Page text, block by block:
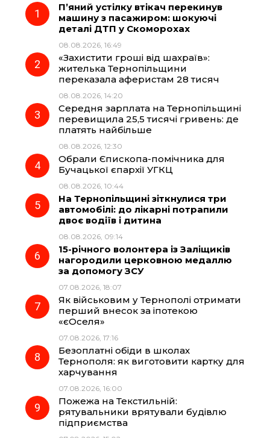
e
o
k
e
g
r
a
m
t
П’яний устілку втікач перекинув
машину з пасажиром: шокуючі
деталі ДТП у Скоморохах
08.08.2026, 16:49
«Захистити гроші від шахраїв»:
жителька Тернопільщини
переказала аферистам 28 тисяч
08.08.2026, 14:20
Середня зарплата на Тернопільщині
перевищила 25,5 тисячі гривень: де
платять найбільше
08.08.2026, 12:30
Обрали Єпископа-помічника для
Бучацької єпархії УГКЦ
08.08.2026, 10:44
На Тернопільщині зіткнулися три
автомобілі: до лікарні потрапили
двоє водіїв і дитина
08.08.2026, 09:14
15-річного волонтера із Заліщиків
нагородили церковною медаллю
за допомогу ЗСУ
07.08.2026, 18:07
Як військовим у Тернополі отримати
перший внесок за іпотекою
«єОселя»
07.08.2026, 17:16
Безоплатні обіди в школах
Тернополя: як виготовити картку для
харчування
07.08.2026, 16:00
Пожежа на Текстильній:
рятувальники врятували будівлю
підприємства